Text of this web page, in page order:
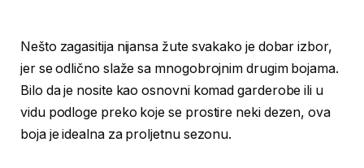
Nešto zagasitija nijansa žute svakako je dobar izbor,
jer se odlično slaže sa mnogobrojnim drugim bojama.
Bilo da je nosite kao osnovni komad garderobe ili u
vidu podloge preko koje se prostire neki dezen, ova
boja je idealna za proljetnu sezonu.